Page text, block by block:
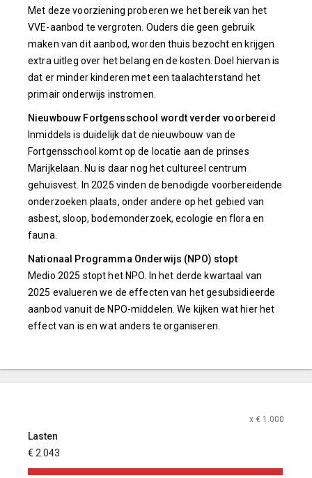
Met deze voorziening proberen we het bereik van het
VVE-aanbod te vergroten. Ouders die geen gebruik
maken van dit aanbod, worden thuis bezocht en krijgen
extra uitleg over het belang en de kosten. Doel hiervan is
dat er minder kinderen met een taalachterstand het
primair onderwijs instromen.
Nieuwbouw Fortgensschool wordt verder voorbereid
Inmiddels is duidelijk dat de nieuwbouw van de
Fortgensschool komt op de locatie aan de prinses
Marijkelaan. Nu is daar nog het cultureel centrum
gehuisvest. In 2025 vinden de benodigde voorbereidende
onderzoeken plaats, onder andere op het gebied van
asbest, sloop, bodemonderzoek, ecologie en flora en
fauna.
Nationaal Programma Onderwijs (NPO) stopt
Medio 2025 stopt het NPO. In het derde kwartaal van
2025 evalueren we de effecten van het gesubsidieerde
aanbod vanuit de NPO-middelen. We kijken wat hier het
effect van is en wat anders te organiseren.
x € 1.000
Lasten
€ 2.043